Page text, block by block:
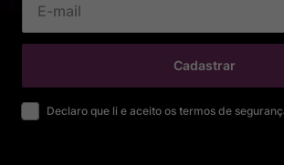
Cadastrar
Declaro que li e aceito os termos de